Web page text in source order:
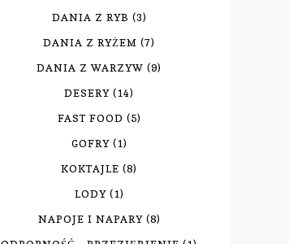
DANIA Z RYB (3)
DANIA Z RYŻEM (7)
DANIA Z WARZYW (9)
DESERY (14)
FAST FOOD (5)
GOFRY (1)
KOKTAJLE (8)
LODY (1)
NAPOJE I NAPARY (8)